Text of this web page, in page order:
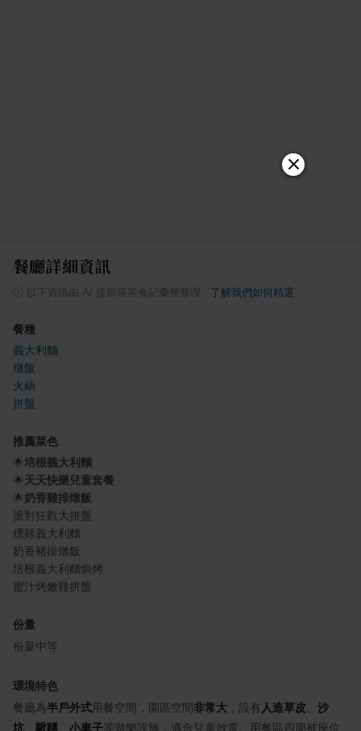
餐廳詳細資訊
ⓘ 以下資訊由 AI 從部落客食記彙整整理 了解我們如何精選
餐種
義大利麵
燉飯
火鍋
拼盤
推薦菜色
🌟培根義大利麵
🌟天天快樂兒童套餐
🌟奶香雞排燉飯
派對狂歡大拼盤
燻雞義大利麵
奶香豬排燉飯
培根義大利麵焗烤
蜜汁烤嫩雞拼盤
份量
份量中等
環境特色
餐廳為半戶外式用餐空間，園區空間非常大 ，設有 人造草皮
沙
坑
鞦韆 小車子等遊樂設施，適合兒童放電。用餐區四周被座位